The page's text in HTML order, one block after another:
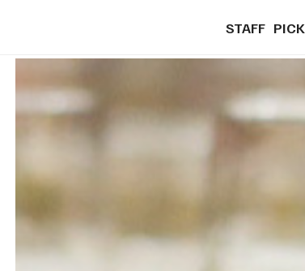
STAFF